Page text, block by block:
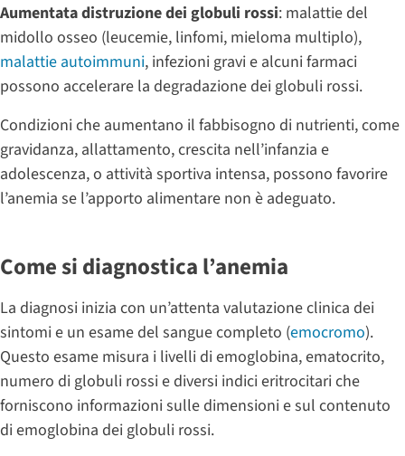
Aumentata distruzione dei globuli rossi: malattie del
midollo osseo (leucemie, linfomi, mieloma multiplo),
malattie autoimmuni, infezioni gravi e alcuni farmaci
possono accelerare la degradazione dei globuli rossi.
Condizioni che aumentano il fabbisogno di nutrienti, come
gravidanza, allattamento, crescita nell’infanzia e
adolescenza, o attività sportiva intensa, possono favorire
l’anemia se l’apporto alimentare non è adeguato.
Come si diagnostica l’anemia
La diagnosi inizia con un’attenta valutazione clinica dei
sintomi e un esame del sangue completo (emocromo).
Questo esame misura i livelli di emoglobina, ematocrito,
numero di globuli rossi e diversi indici eritrocitari che
forniscono informazioni sulle dimensioni e sul contenuto
di emoglobina dei globuli rossi.